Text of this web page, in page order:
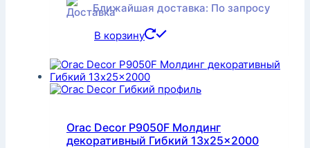
Ближайшая доставка: По запросу
В корзину
Orac Decor P9050F Молдинг
декоративный Гибкий 13x25x2000